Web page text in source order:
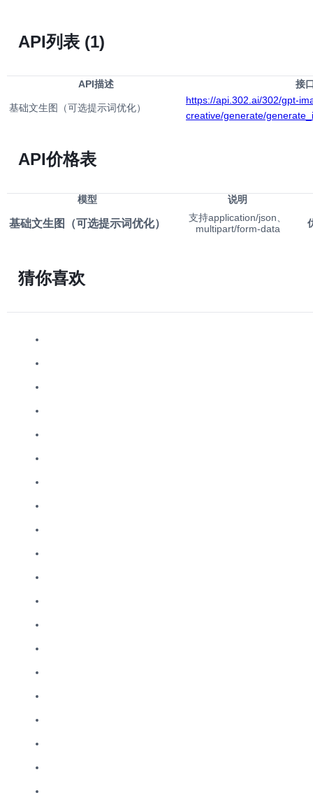
API列表 (1)
API描述 接
基础文生图（可选提示词优化）
https://api.302.ai/302/gpt-
creative/generate/
API价格表
模型 说明
基础文生图（可选提示词优化）
支持application/json、
multipart/form-data
猜你喜欢